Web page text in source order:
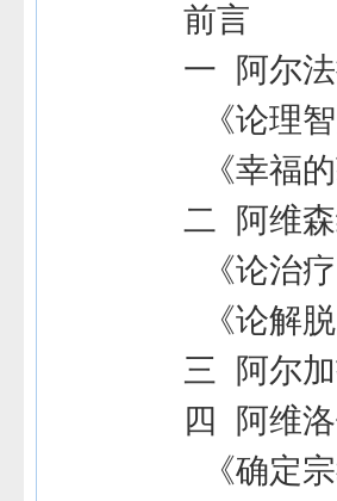
前言
一 阿尔
《论理智
《幸福的
二 阿维
《论治疗
《论解脱
三 阿尔
四 阿维
《确定宗